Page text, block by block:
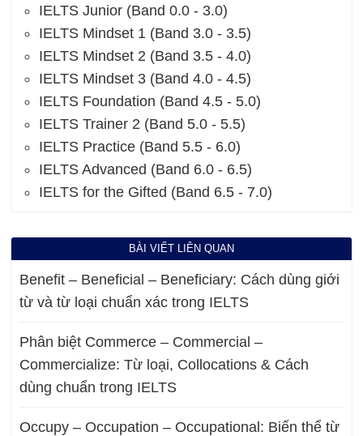
IELTS Junior (Band 0.0 - 3.0)
IELTS Mindset 1 (Band 3.0 - 3.5)
IELTS Mindset 2 (Band 3.5 - 4.0)
IELTS Mindset 3 (Band 4.0 - 4.5)
IELTS Foundation (Band 4.5 - 5.0)
IELTS Trainer 2 (Band 5.0 - 5.5)
IELTS Practice (Band 5.5 - 6.0)
IELTS Advanced (Band 6.0 - 6.5)
IELTS for the Gifted (Band 6.5 - 7.0)
BÀI VIẾT LIÊN QUAN
Benefit – Beneficial – Beneficiary: Cách dùng giới
từ và từ loại chuẩn xác trong IELTS
Phân biệt Commerce – Commercial –
Commercialize: Từ loại, Collocations & Cách
dùng chuẩn trong IELTS
Occupy – Occupation – Occupational: Biến thể từ